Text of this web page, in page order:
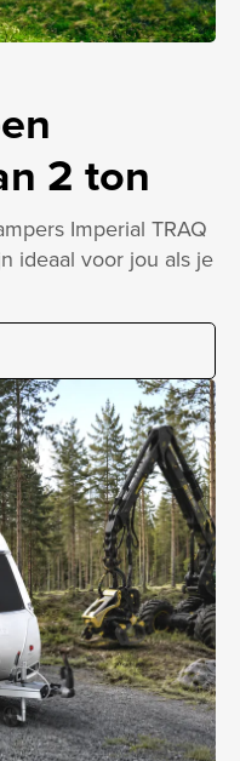
2 ton
Imperial TRAQ
ideaal voor jou als je